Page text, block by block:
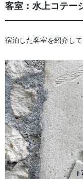
客室：水上コテー
宿泊した客室を紹介して